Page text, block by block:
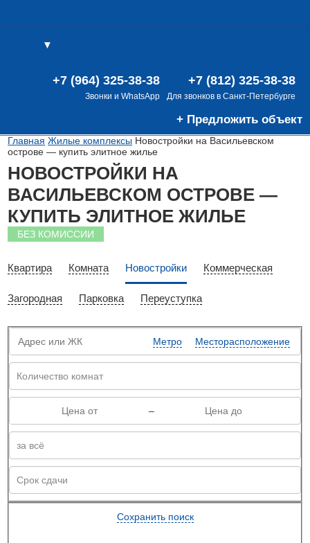
▼
+7 (812) 325-38-38
Для звонков в Санкт-Петербурге
+7 (964) 325-38-38
Звонки и WhatsApp
+ Предложить объект
Главная Жилые комплексы Новостройки на Васильевском
острове — купить элитное жилье
НОВОСТРОЙКИ НА
ВАСИЛЬЕВСКОМ ОСТРОВЕ —
КУПИТЬ ЭЛИТНОЕ ЖИЛЬЕ
БЕЗ КОМИССИИ
Квартира Комната Новостройки Коммерческая
Загородная Парковка Переуступка
Метро Месторасположение
–
Сохранить поиск